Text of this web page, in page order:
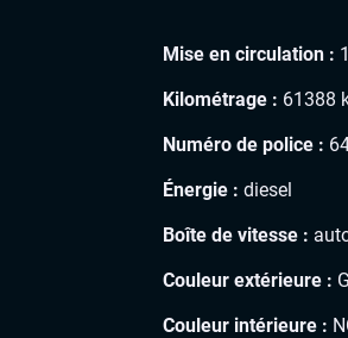
Mise en circulation :
Kilométrage : 61388
Numéro de police :
Énergie : diesel
Boîte de vitesse :
Couleur extérieure :
Couleur intérieure :